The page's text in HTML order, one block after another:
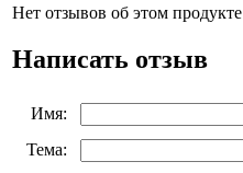
Нет отзывов об этом продукте
Написать отзыв
Имя:
Тема: